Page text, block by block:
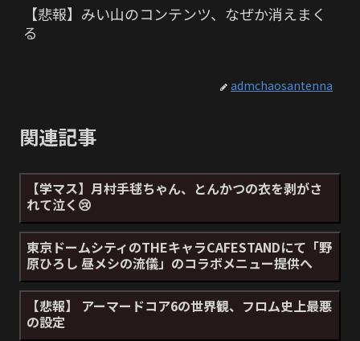
【悲報】みい山のコンテンツ、なぜか消えまく
る
admchaosantenna
関連記事
【学マス】月村手毬ちゃん、とんかつの衣を剥がさ
れて泣く😢
東京ドームシティのTHEキャラCAFESTANDにて「野
原ひろし 昼メシの流儀」のコラボメニュー提供へ
【悲報】 アーマードコア6の世界観、フロム史上最悪
の設定